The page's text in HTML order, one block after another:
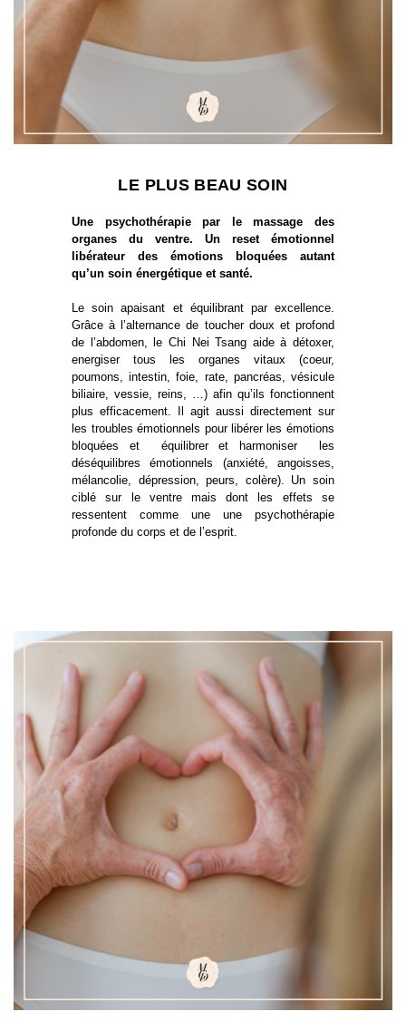
LE PLUS BEAU SOIN
Une psychothérapie par le massage des
organes du ventre. Un reset émotionnel
libérateur des émotions bloquées autant
qu’un soin énergétique et santé.
Le soin apaisant et équilibrant par excellence.
Grâce à l’alternance de toucher doux et profond
de l’abdomen, le Chi Nei Tsang aide à détoxer,
energiser tous les organes vitaux (coeur,
poumons, intestin, foie, rate, pancréas, vésicule
biliaire, vessie, reins, …) afin qu’ils fonctionnent
plus efficacement.
Il agit aussi directement sur
les troubles émotionnels pour libérer les émotions
bloquées et
équilibrer et harmoniser
les
déséquilibres émotionnels (anxiété, angoisses,
mélancolie, dépression, peurs, colère). Un soin
ciblé sur le ventre mais dont les effets se
ressentent comme une
une psychothérapie
profonde du corps et de l’esprit.